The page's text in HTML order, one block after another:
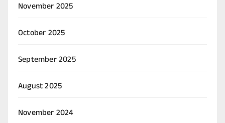
November 2025
October 2025
September 2025
August 2025
November 2024